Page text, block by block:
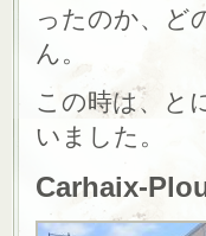
ったのか、ど
ん。
この時は、と
いました。
Carhaix-